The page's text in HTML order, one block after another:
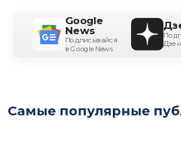
Google
News
Подписывайся
в Google News
Самые популярные